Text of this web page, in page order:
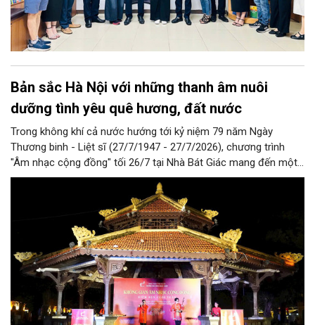
Bản sắc Hà Nội với những thanh âm nuôi
dưỡng tình yêu quê hương, đất nước
Trong không khí cả nước hướng tới kỷ niệm 79 năm Ngày
Thương binh - Liệt sĩ (27/7/1947 - 27/7/2026), chương trình
"Âm nhạc cộng đồng" tối 26/7 tại Nhà Bát Giác mang đến một
đêm biểu diễn giàu ý nghĩa với những ca khúc về quê hương,
đất nước, hòa bình và khát vọng tuổi trẻ. Không chỉ đáp ứng
nhu cầu thưởng thức nghệ thuật của người dân, chương trình
còn góp phần lan tỏa truyền thống yêu nước, lòng biết ơn các
thế hệ cha anh đã hy sinh vì độc lập, tự do của dân tộc.